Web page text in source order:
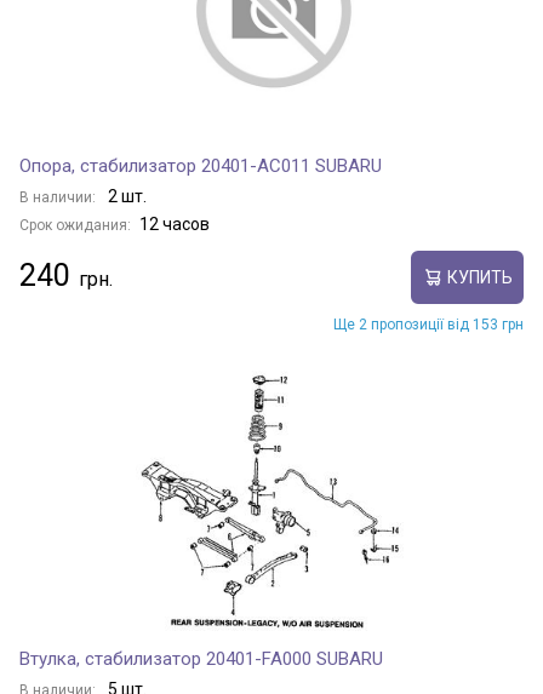
Опора, стабилизатор 20401-AC011 SUBARU
В наличии: 2 шт.
Срок ожидания: 12 часов
240 КУПИТЬ
Ще 2 пропозиції від 153 грн
Втулка, стабилизатор 20401-FA000 SUBARU
В наличии: 5 шт.